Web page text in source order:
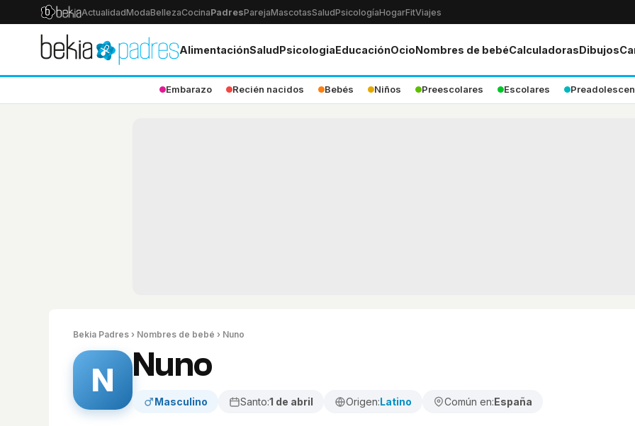
ActualidadModaBellezaCocinaPadresParejaMascotasSaludPsicologíaHogarFitViajes
AlimentaciónSaludPsicologiaEducaciónOcioNombres de bebéCalculadorasDibujos
Embarazo Recién nacidos Bebés Niños Preescolares Escolares
Bekia Padres › Nombres de bebé › Nuno
N Nuno
Masculino Santo:1 de abril Origen:Latino Común en:España